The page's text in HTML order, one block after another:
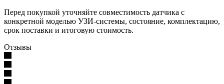
Перед покупкой уточняйте совместимость датчика с
конкретной моделью УЗИ-системы, состояние, комплектацию,
срок поставки и итоговую стоимость.
Отзывы